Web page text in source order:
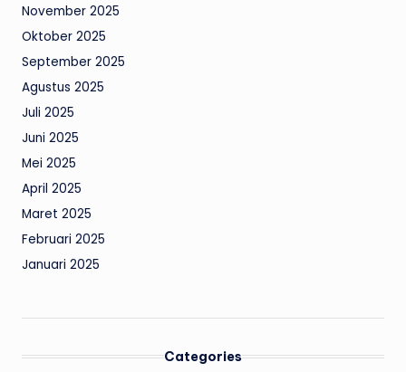
November 2025
Oktober 2025
September 2025
Agustus 2025
Juli 2025
Juni 2025
Mei 2025
April 2025
Maret 2025
Februari 2025
Januari 2025
Categories